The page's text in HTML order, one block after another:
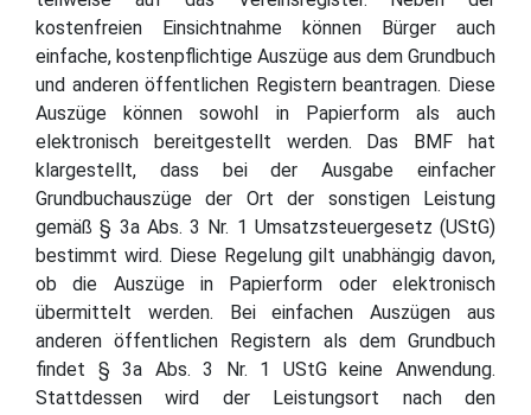
kostenfreien Einsichtnahme können Bürger auch
einfache, kostenpflichtige Auszüge aus dem Grundbuch
und anderen öffentlichen Registern beantragen. Diese
Auszüge können sowohl in Papierform als auch
elektronisch bereitgestellt werden. Das BMF hat
klargestellt, dass bei der Ausgabe einfacher
Grundbuchauszüge der Ort der sonstigen Leistung
gemäß § 3a Abs. 3 Nr. 1 Umsatzsteuergesetz (UStG)
bestimmt wird. Diese Regelung gilt unabhängig davon,
ob die Auszüge in Papierform oder elektronisch
übermittelt werden. Bei einfachen Auszügen aus
anderen öffentlichen Registern als dem Grundbuch
findet § 3a Abs. 3 Nr. 1 UStG keine Anwendung.
Stattdessen wird der Leistungsort nach den